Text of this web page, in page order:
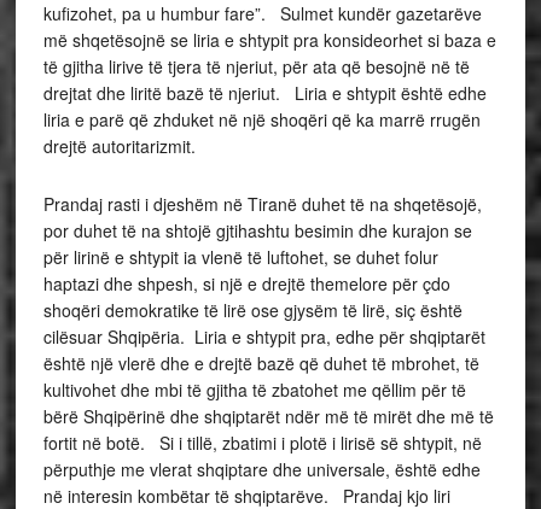
kufizohet, pa u humbur fare”. Sulmet kundër gazetarëve
më shqetësojnë se liria e shtypit pra konsideorhet si baza e
të gjitha lirive të tjera të njeriut, për ata që besojnë në të
drejtat dhe liritë bazë të njeriut. Liria e shtypit është edhe
liria e parë që zhduket në një shoqëri që ka marrë rrugën
drejtë autoritarizmit.
Prandaj rasti i djeshëm në Tiranë duhet të na shqetësojë,
por duhet të na shtojë gjtihashtu besimin dhe kurajon se
për lirinë e shtypit ia vlenë të luftohet, se duhet folur
haptazi dhe shpesh, si një e drejtë themelore për çdo
shoqëri demokratike të lirë ose gjysëm të lirë, siç është
cilësuar Shqipëria. Liria e shtypit pra, edhe për shqiptarët
është një vlerë dhe e drejtë bazë që duhet të mbrohet, të
kultivohet dhe mbi të gjitha të zbatohet me qëllim për të
bërë Shqipërinë dhe shqiptarët ndër më të mirët dhe më të
fortit në botë. Si i tillë, zbatimi i plotë i lirisë së shtypit, në
përputhje me vlerat shqiptare dhe universale, është edhe
në interesin kombëtar të shqiptarëve. Prandaj kjo liri